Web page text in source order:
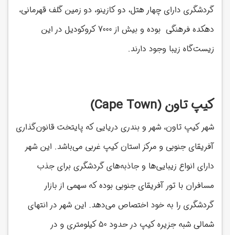
گردشگری دارای چهار هتل، دو کازینو، دو زمین گلف قهرمانی،
دهکده فرهنگی بوده و بیش از 7000 کروکودیل در این
زیست‌گاه زیبا وجود دارند.
کیپ تاون (Cape Town)
شهر کیپ تاون، شهر و بندری دریایی که پایتخت قانون‌گذاری
آفریقای جنوبی و مرکز استان کیپ غربی می‌باشد. این شهر
دارای انواع زیبایی‌ها و جاذبه‌های گردشگری برای جذب
مسافران با تور آفریقای جنوبی بوده که سهمی از بازار
گردشگری را به خود اختصاص می‌دهد. این شهر در انتهای
شمالی شبه جزیره کیپ در حدود 50 کیلومتری و در